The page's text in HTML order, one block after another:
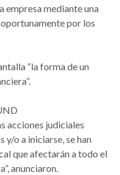
empresa mediante una
por los
“la forma de un
acciones judiciales
y/o a iniciarse, se han
que afectarán a todo el
anunciaron.